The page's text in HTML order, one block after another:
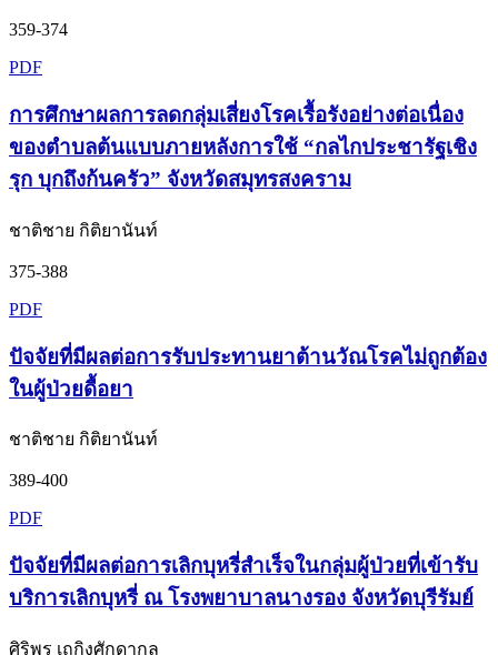
359-374
PDF
การศึกษาผลการลดกลุ่มเสี่ยงโรคเรื้อรังอย่างต่อเนื่อง
ของตำบลต้นแบบภายหลังการใช้ “กลไกประชารัฐเชิง
รุก บุกถึงก้นครัว” จังหวัดสมุทรสงคราม
ชาติชาย กิติยานันท์
375-388
PDF
ปัจจัยที่มีผลต่อการรับประทานยาต้านวัณโรคไม่ถูกต้อง
ในผู้ป่วยดื้อยา
ชาติชาย กิติยานันท์
389-400
PDF
ปัจจัยที่มีผลต่อการเลิกบุหรี่สำเร็จในกลุ่มผู้ป่วยที่เข้ารับ
บริการเลิกบุหรี่ ณ โรงพยาบาลนางรอง จังหวัดบุรีรัมย์
ศิริพร เถกิงศักดากุล